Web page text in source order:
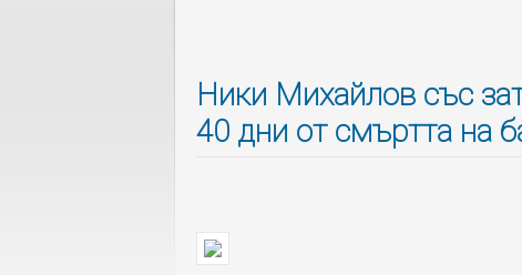
Ники Михайлов със
40 дни от смъртта на